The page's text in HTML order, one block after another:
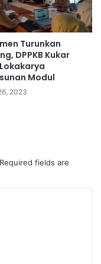
Turunkan
DPPKB Kukar
Modul
2023
Required fields are